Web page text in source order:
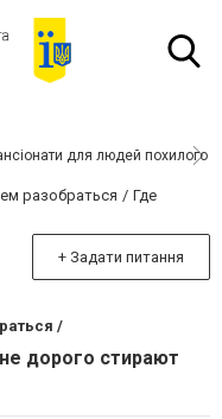
для людей похилого
разобраться
Где
+ Задати питання
/
дорого стирают